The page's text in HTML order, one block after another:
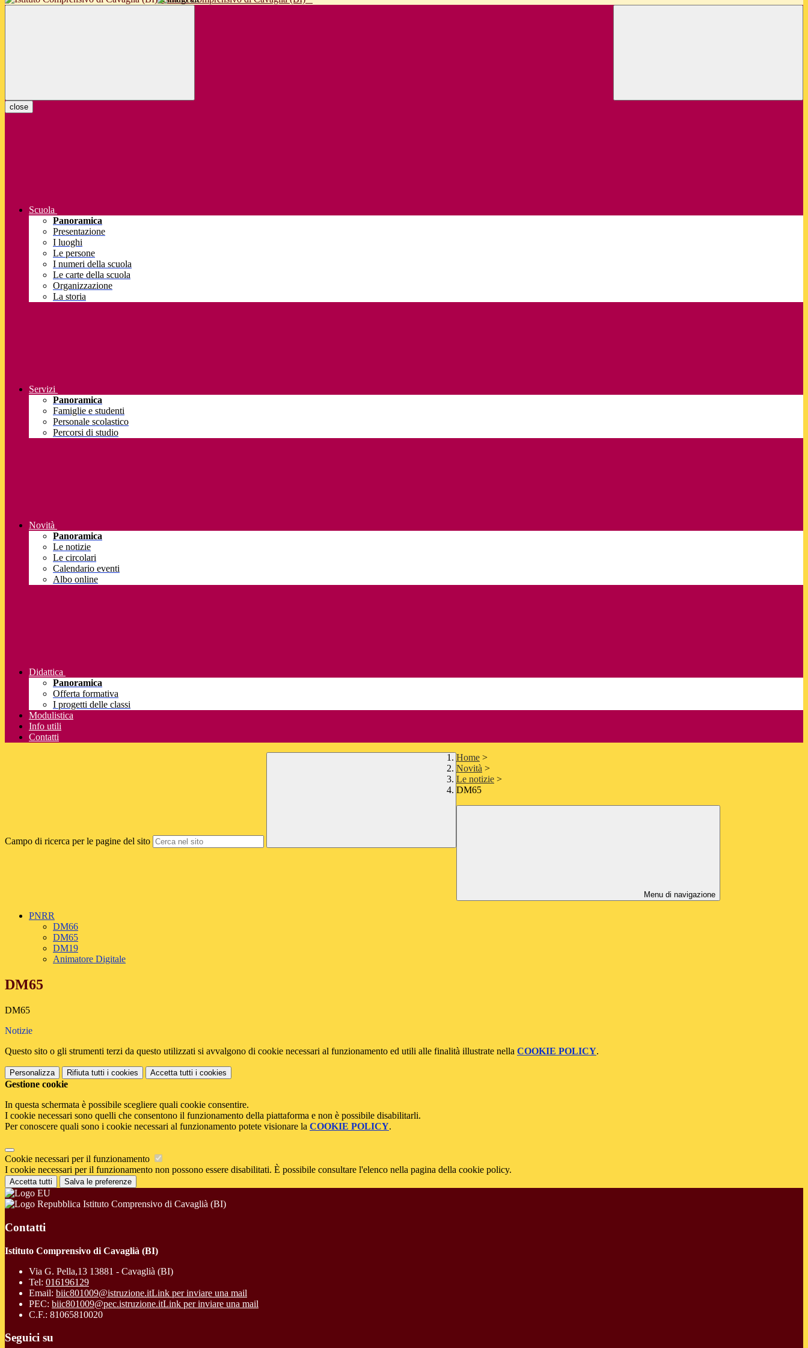
close
Scuola
Panoramica
Presentazione
I luoghi
Le persone
I numeri della scuola
Le carte della scuola
Organizzazione
La storia
Servizi
Panoramica
Famiglie e studenti
Personale scolastico
Percorsi di studio
Novità
Panoramica
Le notizie
Le circolari
Calendario eventi
Albo online
Didattica
Panoramica
Offerta formativa
I progetti delle classi
Modulistica
Info utili
Contatti
Campo di ricerca per le pagine del sito
Home >
Novità >
Le notizie >
DM65
Menu di navigazione
PNRR
DM66
DM65
DM19
Animatore Digitale
DM65
DM65
Notizie
Questo sito o gli strumenti terzi da questo utilizzati si avvalgono di cookie necessari al funzionamento ed utili alle finalità illustrate nella COOKIE POLICY.
Personalizza Rifiuta tutti i cookies Accetta tutti i cookies
Gestione cookie
In questa schermata è possibile scegliere quali cookie consentire.
I cookie necessari sono quelli che consentono il funzionamento della piattaforma e non è possibile disabilitarli.
Per conoscere quali sono i cookie necessari al funzionamento potete visionare la COOKIE POLICY.
Cookie necessari per il funzionamento
I cookie necessari per il funzionamento non possono essere disabilitati. È possibile consultare l'elenco nella pagina della cookie policy.
Accetta tutti Salva le preferenze
Istituto Comprensivo di Cavaglià (BI)
Contatti
Istituto Comprensivo di Cavaglià (BI)
Via G. Pella,13 13881 - Cavaglià (BI)
Tel: 016196129
Email: biic801009@istruzione.itLink per inviare una mail
PEC: biic801009@pec.istruzione.itLink per inviare una mail
C.F.: 81065810020
Seguici su